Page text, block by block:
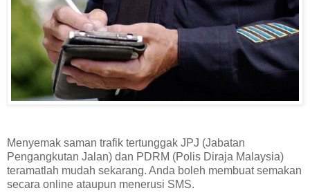
Menyemak saman trafik tertunggak JPJ (Jabatan
Pengangkutan Jalan) dan PDRM (Polis Diraja Malaysia)
teramatlah mudah sekarang. Anda boleh membuat semakan
secara online ataupun menerusi SMS.